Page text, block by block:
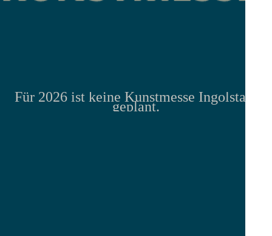
Für 2026 ist keine Kunstmesse Ingolstadt
geplant.